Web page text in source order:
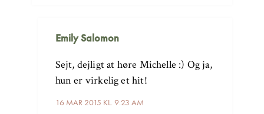
Emily Salomon
16 MAR 2015 KL. 9:23 AM
Sejt, dejligt at høre Michelle :) Og ja,
hun er virkelig et hit!